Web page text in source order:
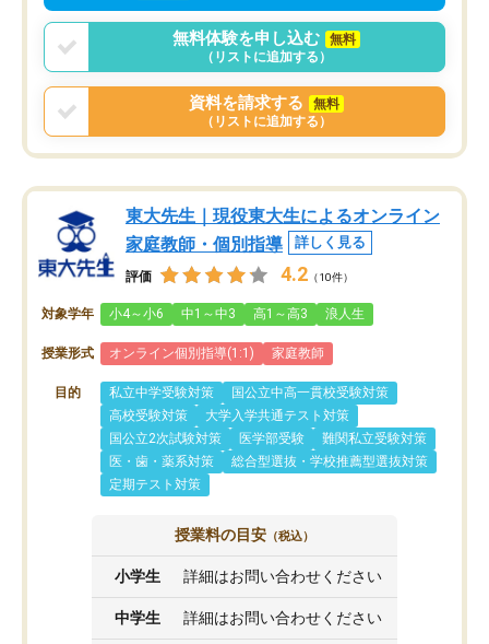
無料体験を申し込む
無料
（リストに追加する）
資料を請求する
無料
（リストに追加する）
東大先生｜現役東大生によるオンライン
家庭教師・個別指導
詳しく見る
評価 4.2 （10件）
対象学年 小4～小6 中1～中3 高1～高3 浪人生
授業形式 オンライン個別指導(1:1) 家庭教師
目的 私立中学受験対策
国公立中高一貫校受験対策
高校受験対策
大学入学共通テスト対策
国公立2次試験対策
医学部受験
難関私立受験対策
医・歯・薬系対策
総合型選抜・学校推薦型選抜対策
定期テスト対策
授業料の目安 （税込）
小学生 詳細はお問い合わせください
中学生 詳細はお問い合わせください